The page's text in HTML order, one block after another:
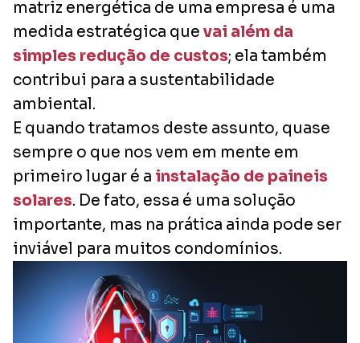
matriz energética de uma empresa é uma
medida estratégica que vai além da
simples redução de custos; ela também
contribui para a sustentabilidade
ambiental.
E quando tratamos deste assunto, quase
sempre o que nos vem em mente em
primeiro lugar é a instalação de paineis
solares. De fato, essa é uma solução
importante, mas na prática ainda pode ser
inviável para muitos condomínios.